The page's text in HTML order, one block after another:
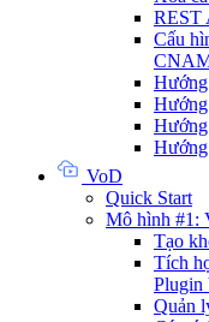
REST
Cấu
VoD
Quick Start
Mô hình #1:
Tạo
Tích
Plugin
Quản